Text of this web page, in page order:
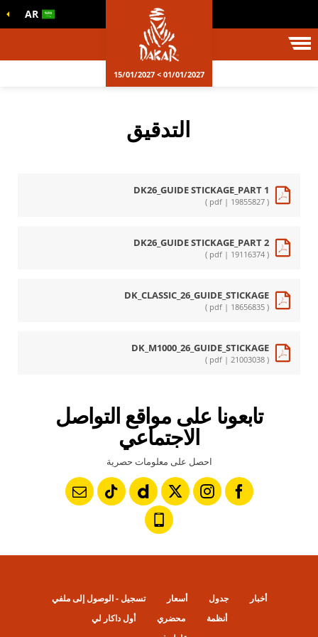
AR
01/01/2027 > 15/01/2027
التدقيق
DK26_GUIDE STICKAGE_PART 1
( pdf | 19855827 )
DK26_GUIDE STICKAGE_PART 2
( pdf | 19116374 )
DK_CLASSIC_26_GUIDE_STICKAGE
( pdf | 18656835 )
DK_M1000_26_GUIDE_STICKAGE
( pdf | 21003038 )
تابعونا على مواقع التواصل
الاجتماعي
احصل على معلومات حصرية
أخبار جدول أسعار
تسجيل - الوصول إلى ملفي
أنظمة
محضري
أول داكار لي